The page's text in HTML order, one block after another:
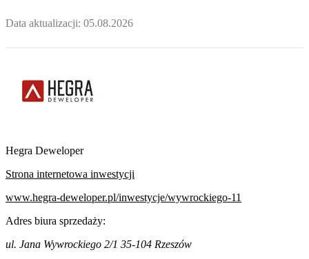
Data aktualizacji: 05.08.2026
Hegra Deweloper
Strona internetowa inwestycji
www.hegra-deweloper.pl/inwestycje/wywrockiego-11
Adres biura sprzedaży:
ul. Jana Wywrockiego 2/1 35-104 Rzeszów